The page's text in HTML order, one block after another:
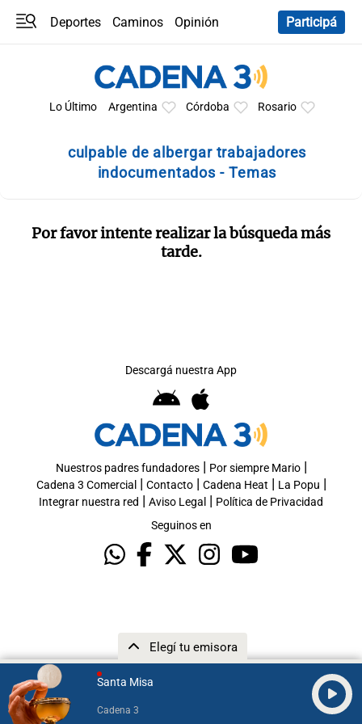
Santa Misa
Cadena 3
Elegí tu emisora
Deportes Caminos
Opinión
Participá
Lo Último Argentina Córdoba Rosario
culpable de albergar trabajadores
indocumentados - Temas
Por favor intente realizar la búsqueda más
tarde.
Descargá nuestra App
Nuestros padres fundadores| Por siempre Mario|
Cadena 3 Comercial | Contacto| Cadena Heat | La Popu |
Integrar nuestra red | Aviso Legal | Política de Privacidad
Seguinos en